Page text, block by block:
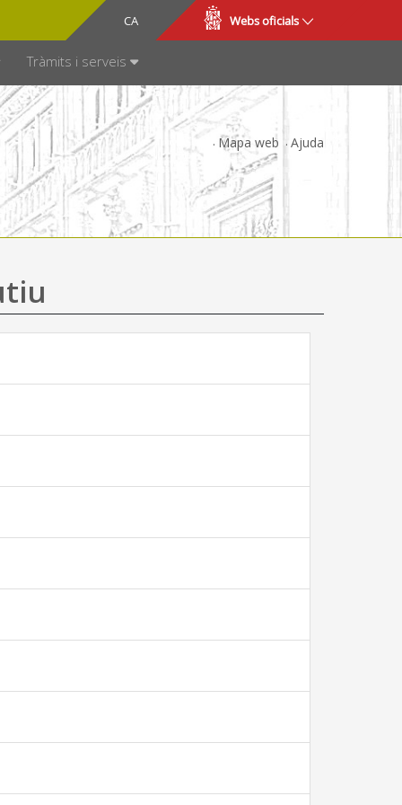
CA
ES Webs oficials
Tràmits i serveis
Mapa web Ajuda